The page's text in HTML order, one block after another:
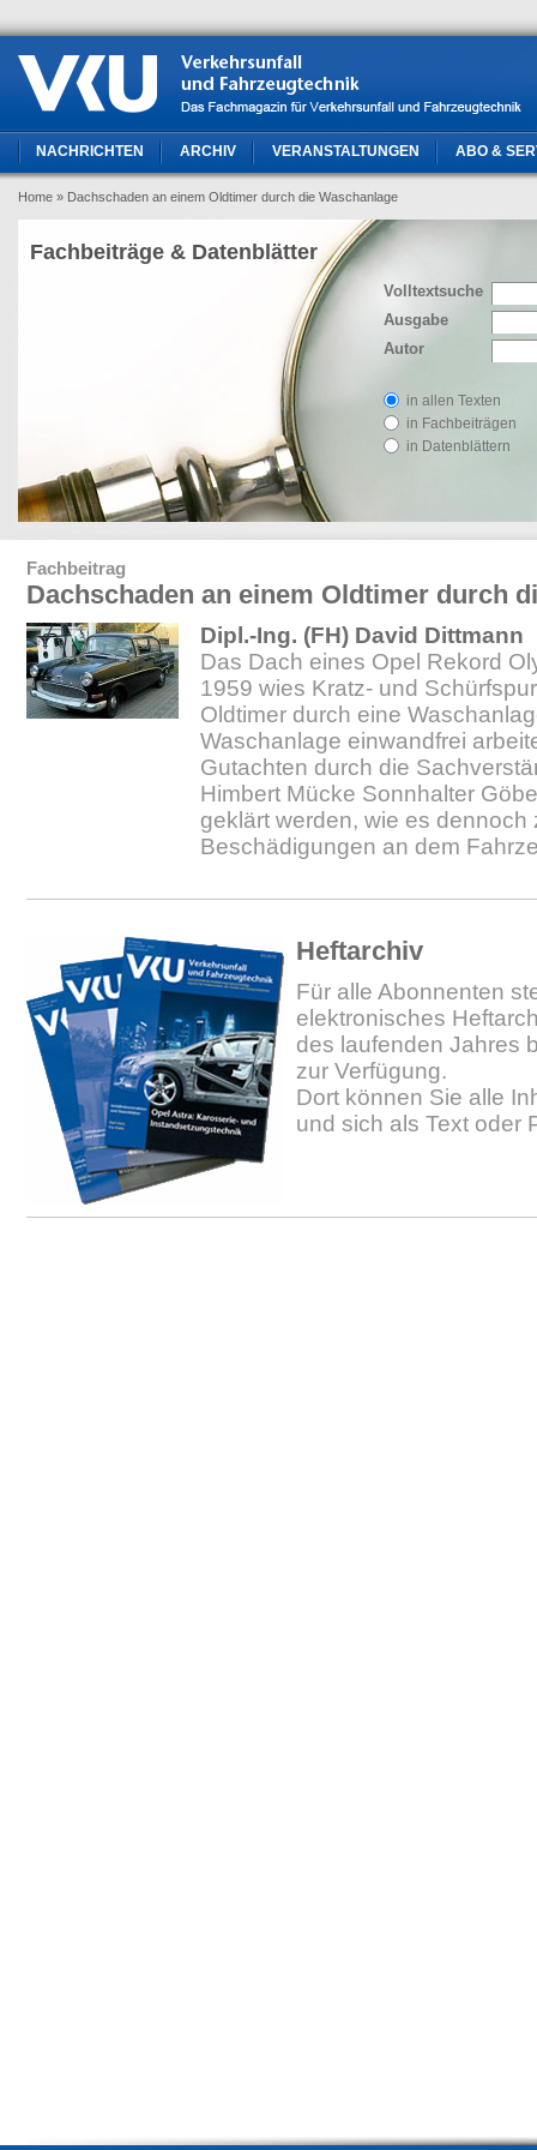
NACHRICHTEN ARCHIV VERANSTALTUNGEN ABO &
Home » Dachschaden an einem Oldtimer durch die Waschanlage
Volltextsuche
Ausgabe
Autor
in allen Texten
in Fachbeiträgen
in Datenblättern
Fachbeiträge & Datenblätter
Fachbeitrag
Dachschaden an einem Oldtimer durch
Dipl.-Ing. (FH) David Dittmann
Das Dach eines Opel Rekord
1959 wies Kratz- und
Oldtimer durch eine
Waschanlage einwandfrei
Gutachten durch die
Himbert Mücke Sonnhalter
geklärt werden, wie es dennoch
Beschädigungen an dem
Heftarchiv
Für alle Abonnenten
elektronisches
des laufenden Jahres
zur Verfügung.
Dort können Sie alle
und sich als Text oder